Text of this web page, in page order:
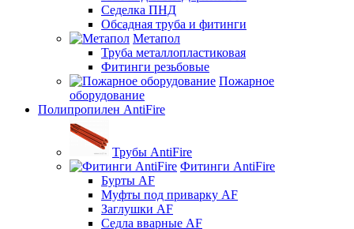
Седелка ПНД
Обсадная труба и фитинги
Метапол
Труба металлопластиковая
Фитинги резьбовые
Пожарное
оборудование
Полипропилен AntiFire
Трубы AntiFire
Фитинги AntiFire
Бурты AF
Муфты под приварку AF
Заглушки AF
Седла вварные AF